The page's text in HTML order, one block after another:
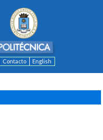
Contacto English